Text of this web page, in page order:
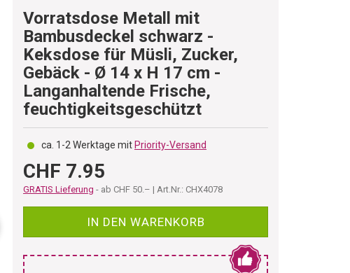
Vorratsdose Metall mit
Bambusdeckel schwarz -
Keksdose für Müsli, Zucker,
Gebäck - Ø 14 x H 17 cm -
Langanhaltende Frische,
feuchtigkeitsgeschützt
ca. 1-2 Werktage mit Priority-Versand
CHF 7.95
GRATIS Lieferung - ab CHF 50.– | Art.Nr.: CHX4078
IN DEN WARENKORB